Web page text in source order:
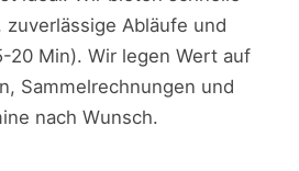
Abläufe und
20 Min). Wir legen Wert auf
Sammelrechnungen und
nach Wunsch.